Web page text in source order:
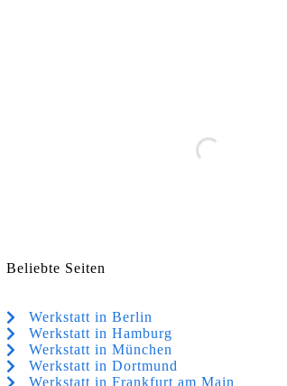
Beliebte Seiten
Werkstatt in Berlin
Werkstatt in Hamburg
Werkstatt in München
Werkstatt in Dortmund
Werkstatt in Frankfurt am Main